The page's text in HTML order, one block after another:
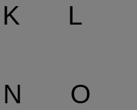
K L
N O